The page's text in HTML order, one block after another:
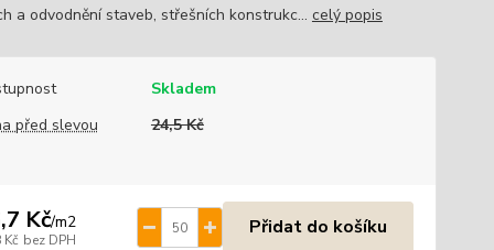
a odvodnění staveb, střešních konstrukc... celý popis
Skladem
před slevou
24,5 Kč
Kč/m2
Kč bez DPH
Přidat do košíku